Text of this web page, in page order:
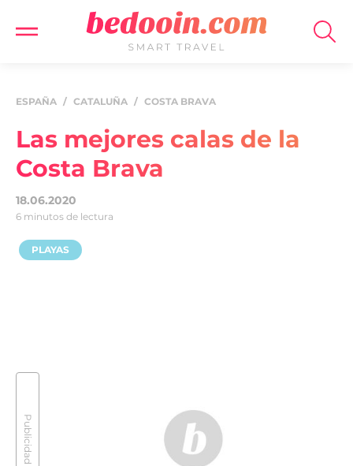
ESPAÑA / CATALUÑA / COSTA BRAVA
Las mejores calas de la
Costa Brava
18.06.2020
6 minutos de lectura
PLAYAS
Publicidad